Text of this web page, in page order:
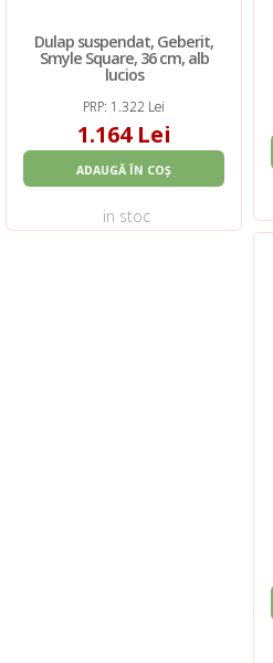
Dulap suspendat, Geberit,
Smyle Square, 36 cm, alb
lucios
PRP: 1.322 Lei
1.164 Lei
ADAUGĂ ÎN COȘ
in stoc